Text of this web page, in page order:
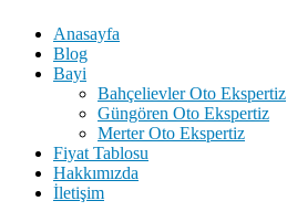
Anasayfa
Blog
Bayi
Bahçelievler Oto Ekspertiz
Güngören Oto Ekspertiz
Merter Oto Ekspertiz
Fiyat Tablosu
Hakkımızda
İletişim